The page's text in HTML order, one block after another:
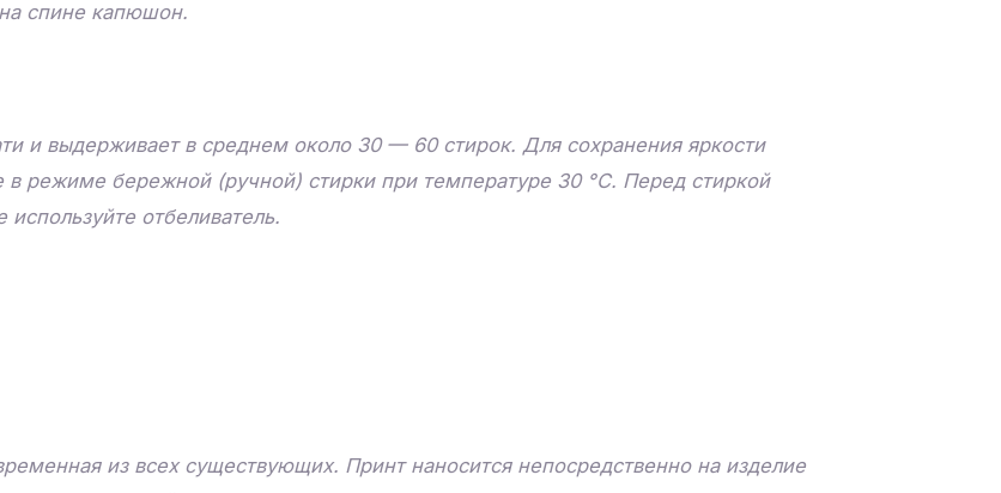
спине капюшон.
и выдерживает в среднем около 30 — 60 стирок. Для сохранения яркости
в режиме бережной (ручной) стирки при температуре 30 °C. Перед стиркой
отбеливатель.
из всех существующих. Принт наносится непосредственно на изделие